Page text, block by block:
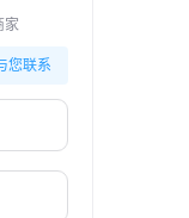
家
您联系